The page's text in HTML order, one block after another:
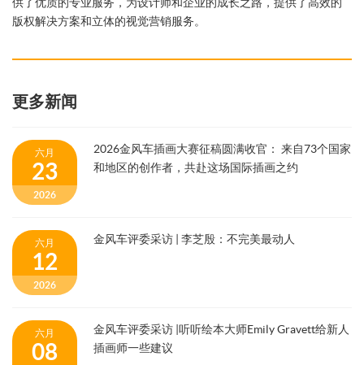
供了优质的专业服务，为设计师和企业的成长之路，提供了高效的
版权解决方案和立体的视觉营销服务。
更多新闻
六月
23
2026
2026金风车插画大赛征稿圆满收官： 来自73个国家
和地区的创作者，共赴这场国际插画之约
六月
12
2026
金风车评委采访 | 李芝殷：不完美最动人
六月
08
金风车评委采访 |听听绘本大师Emily Gravett给新人
插画师一些建议